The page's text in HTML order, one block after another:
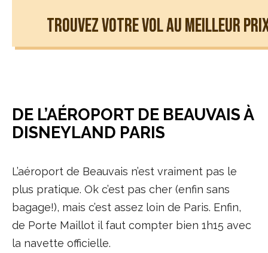
Trouvez votre vol au meilleur
DE L’AÉROPORT DE BEAUVAIS À
DISNEYLAND PARIS
L’aéroport de Beauvais n’est vraiment pas le
plus pratique. Ok c’est pas cher (enfin sans
bagage!), mais c’est assez loin de Paris. Enfin,
de Porte Maillot il faut compter bien 1h15 avec
la navette officielle.